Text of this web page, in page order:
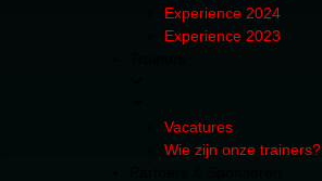
Experience 2024
Experience 2023
Vacatures
Wie zijn onze trainers?